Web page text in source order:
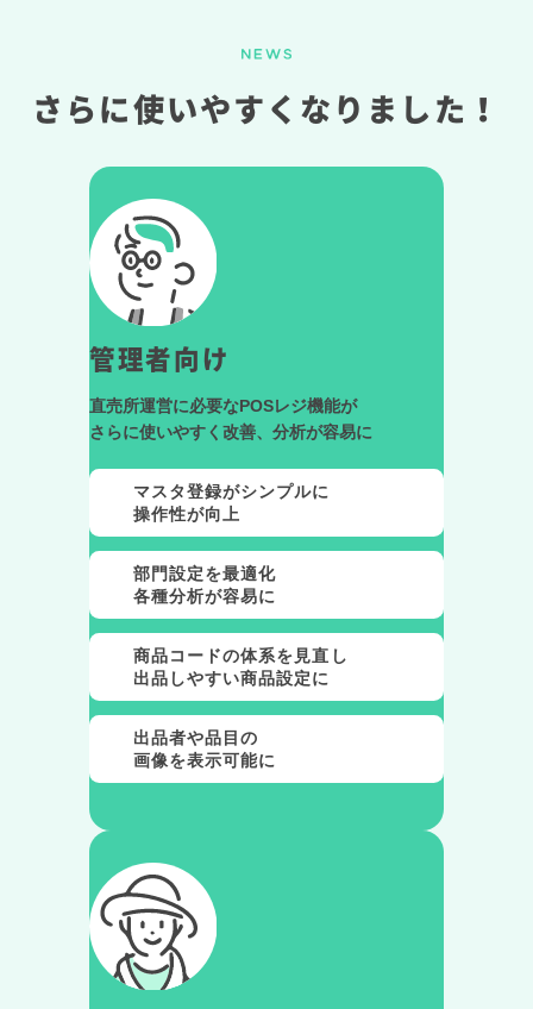
さらに使いやすくなりました！
管理者向け
直売所運営に必要なPOSレジ機能が
さらに使いやすく改善、分析が容易に
マスタ登録がシンプルに
操作性が向上
部門設定を最適化
各種分析が容易に
商品コードの体系を見直し
出品しやすい商品設定に
出品者や品目の
画像を表示可能に